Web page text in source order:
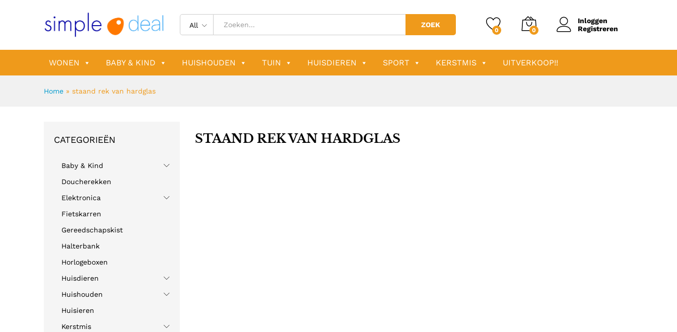
All ZOEK
0 0
Inloggen
Registreren
WONEN BABY & KIND HUISHOUDEN TUIN HUISDIEREN SPORT KERSTMIS UITVERKOOP!!
Home » staand rek van hardglas
STAAND REK VAN HARDGLAS
CATEGORIEËN
Baby & Kind
Doucherekken
Elektronica
Fietskarren
Gereedschapskist
Halterbank
Horlogeboxen
Huisdieren
Huishouden
Huisieren
Kerstmis